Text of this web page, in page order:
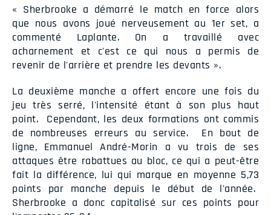
« Sherbrooke a démarré le match en force alors
que nous avons joué nerveusement au 1er set, a
commenté Laplante. On a travaillé avec
acharnement et c'est ce qui nous a permis de
revenir de l'arrière et prendre les devants ».
La deuxième manche a offert encore une fois du
jeu très serré, l'intensité étant à son plus haut
point. Cependant, les deux formations ont commis
de nombreuses erreurs au service. En bout de
ligne, Emmanuel André-Morin a vu trois de ses
attaques être rabattues au bloc, ce qui a peut-être
fait la différence, lui qui marque en moyenne 5,73
points par manche depuis le début de l'année.
Sherbrooke a donc capitalisé sur ces points pour